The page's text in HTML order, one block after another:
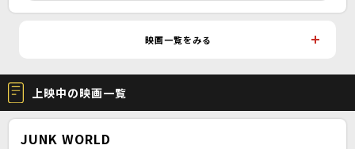
映画一覧をみる
上映中の映画一覧
JUNK WORLD